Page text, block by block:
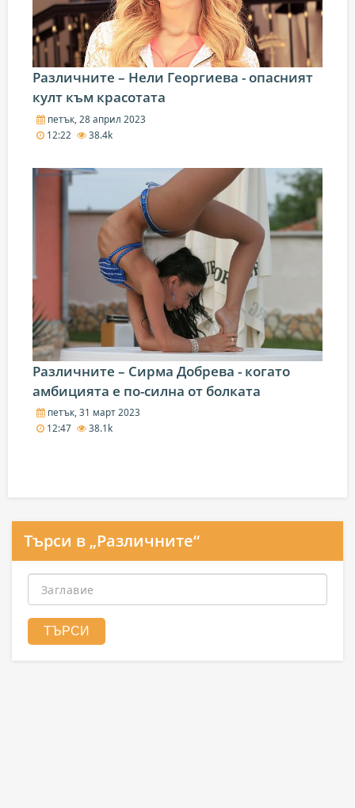
Различните – Нели Георгиева - опасният
култ към красотата
петък, 28 април 2023
12:22
38.4k
Различните – Сирма Добрева - когато
амбицията е по-силна от болката
петък, 31 март 2023
12:47
38.1k
Търси в „Различните“